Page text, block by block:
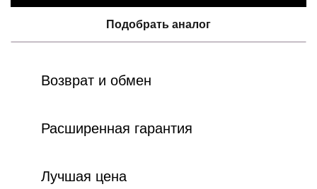
Подобрать аналог
Возврат и обмен
Расширенная гарантия
Лучшая цена